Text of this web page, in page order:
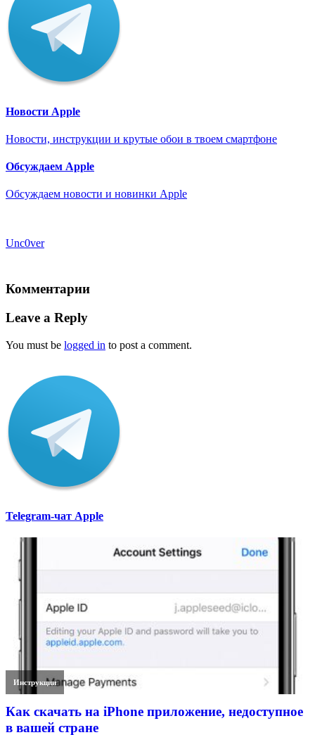
Новости Apple
Новости, инструкции и крутые обои в твоем смартфоне
Обсуждаем Apple
Обсуждаем новости и новинки Apple
Unc0ver
Комментарии
Leave a Reply
You must be logged in to post a comment.
Telegram-чат Apple
Инструкции
Как скачать на iPhone приложение, недоступное
в вашей стране